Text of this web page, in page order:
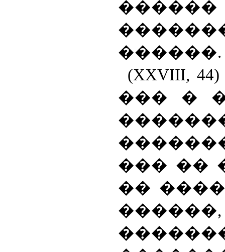
������.
(XXVIII,
��� �
��� ��
��